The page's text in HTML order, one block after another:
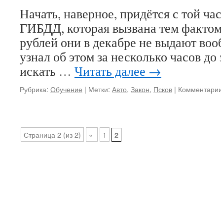
Начать, наверное, придётся с той
ГИБДД, которая вызвана тем
рублей они в декабре не выдают
узнал об этом за несколько часов
искать … Читать далее →
Рубрика: Обучение | Метки: Авто, Закон, Псков |
Страница 2 (из 2) « 1 2